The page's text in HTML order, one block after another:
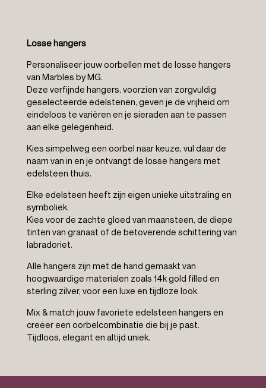
Losse hangers
Personaliseer jouw oorbellen met de losse hangers
van Marbles by MG.
Deze verfijnde hangers, voorzien van zorgvuldig
geselecteerde edelstenen, geven je de vrijheid om
eindeloos te variëren en je sieraden aan te passen
aan elke gelegenheid.
Kies simpelweg een oorbel naar keuze, vul daar de
naam van in en je ontvangt de losse hangers met
edelsteen thuis.
Elke edelsteen heeft zijn eigen unieke uitstraling en
symboliek.
Kies voor de zachte gloed van maansteen, de diepe
tinten van granaat of de betoverende schittering van
labradoriet.
Alle hangers zijn met de hand gemaakt van
hoogwaardige materialen zoals 14k gold filled en
sterling zilver, voor een luxe en tijdloze look.
Mix & match jouw favoriete edelsteen hangers en
creëer een oorbelcombinatie die bij je past.
Tijdloos, elegant en altijd uniek.